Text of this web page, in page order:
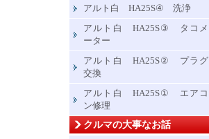
アルト白 HA25S④ 洗浄
アルト白 HA25S③ タコメ
ーター
アルト白 HA25S② プラグ
交換
アルト白 HA25S① エアコ
ン修理
クルマの大事なお話